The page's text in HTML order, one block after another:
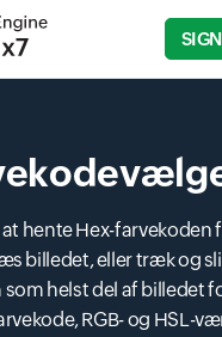
hente Hex-farvekoden
billedet, eller træk og
som helst del af billedet
RGB- og HSL-